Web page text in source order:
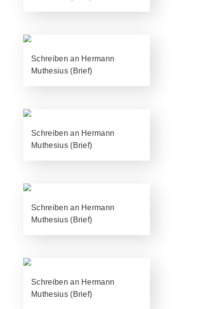
Schreiben an Hermann
Muthesius (Brief)
Schreiben an Hermann
Muthesius (Brief)
Schreiben an Hermann
Muthesius (Brief)
Schreiben an Hermann
Muthesius (Brief)